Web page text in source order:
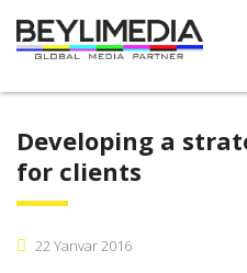
Developing a
for clients
22 Yanvar 2016